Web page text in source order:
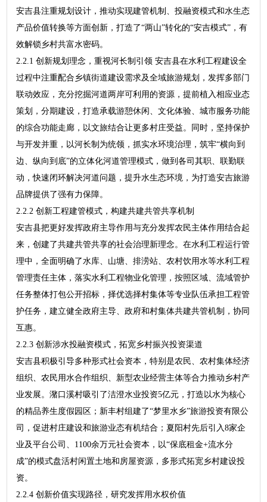
安吉县注重规划设计，推动实现建管机制、投融资模式和水生态
产品价值转换等方面创新，打造了“两山”转化的“安吉模式”，有
效解锁乡村共富水密码。
2.2.1 创新规划理念，重视河长制引领 安吉县在水利工程建设全
过程中注重配合乡镇街道建设需求及全域旅游规划，发挥多部门
联动效应，充分挖掘河道两岸可利用的资源，提前植入相应业态
策划，分期建设，打造承载游憩休闲、文化体验、城市服务功能
的综合功能走廊，以文旅结合让更多村庄受益。同时，坚持保护
与开发并重，以河长制为统领，抓实水环境治理，筑牢“横向到
边、纵向到底”的立体化河道管理模式，做到各司其职、联勤联
动，快速闭环解决河道问题，提升水生态环境，为打造安吉旅游
品牌提供了强有力保障。
2.2.2 创新工程建管模式，构建共建共管共享机制
安吉县把更好发挥政府主导作用与充分发挥农民主体作用结合起
来，创建了共建共管共享的社会治理新理念。在水利工程运行管
理中，全面明确了水库、山塘、排涝站、农村饮用水等水利工程
管理责任主体，落实水利工程物业化管理，按照区域、流域管护
任务整体打包公开招标，择优选择村集体等专业队伍承担工程管
护任务，建立健全政府主导、政府和村集体共建共管机制，协同
互惠。
2.2.3 创新涉水投融资模式，拓宽乡村振兴投资渠道
安吉县积极引导多种形式社会资本，特别是农民、农村集体经济
组织、农民用水合作组织、新型农业经营主体等合力推动乡村产
业发展。潴口溪村吸引了洁澄水业投资5亿元，打造以水为核心
的精品养生度假园区；新丰村组建了“梦里水乡”旅游投资有限公
司，促进村庄建设和旅游业态有机结合；夏阳村先后引入8家企
业及平台公司、1100余万元社会资本，以“保底租金+流水分
成”的模式盘活村闲置土地和房屋资源，多形式拓宽乡村建设投
资。
2.2.4 创新价值实现路径，研究发挥用水权价值